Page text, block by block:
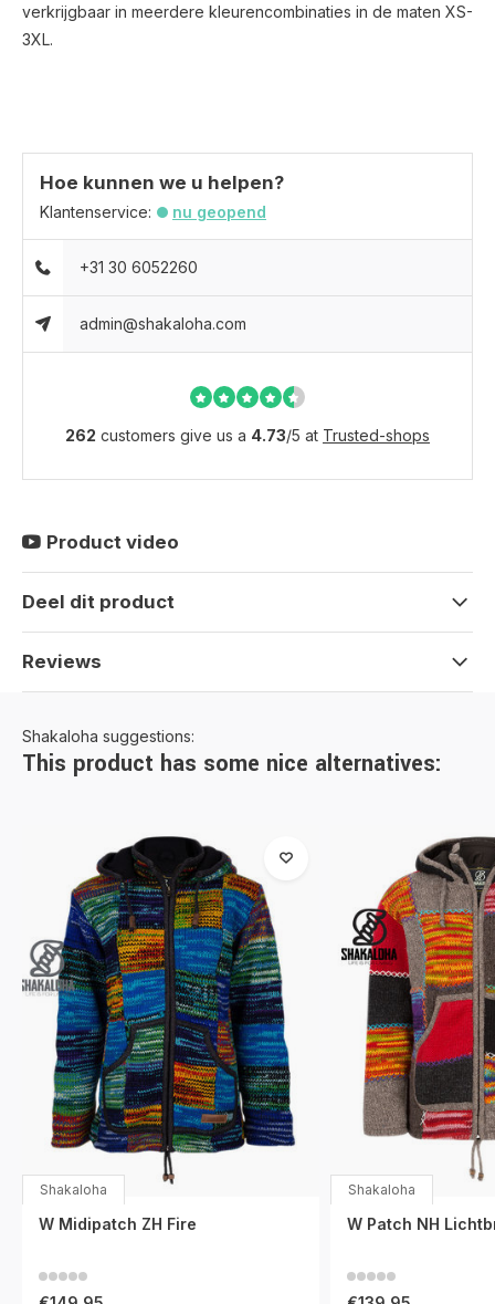
verkrijgbaar in meerdere kleurencombinaties in de maten XS-
3XL.
Hoe kunnen we u helpen?
Klantenservice: nu geopend
+31 30 6052260
admin@shakaloha.com
262 customers give us a 4.73/5 at Trusted-shops
Product video
Deel dit product
Reviews
Shakaloha suggestions:
This product has some nice alternatives:
Shakaloha
W Midipatch ZH Fire
Shakaloha
W Patch NH